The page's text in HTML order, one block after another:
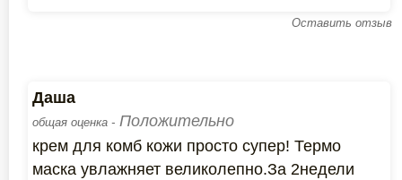
Оставить отзыв
Даша
общая оценка - Положительно
крем для комб кожи просто супер! Термо
маска увлажняет великолепно.За 2недели